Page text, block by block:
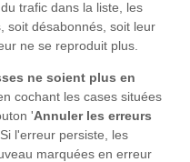
trafic dans la liste, les
soit désabonnés, soit leur
ne se reproduit plus.
ne soient plus en
cochant les cases situées
'Annuler les erreurs
l'erreur persiste, les
marquées en erreur